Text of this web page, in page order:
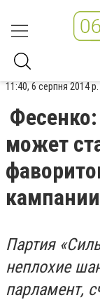
11:40, 6 серпня 2014 р.
может
кампании
Партия
неплохие
парламент,